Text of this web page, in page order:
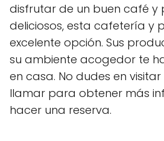
disfrutar de un buen café y
deliciosos, esta cafetería y
excelente opción. Sus
su ambiente acogedor te
en casa. No dudes en
llamar para obtener más
hacer una reserva.